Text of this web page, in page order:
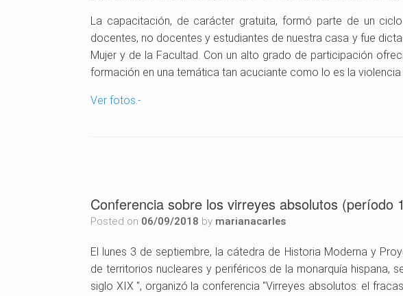
La capacitación, de carácter gratuita, formó parte de un
docentes, no docentes y estudiantes de nuestra casa y fue
Mujer y de la Facultad. Con un alto grado de participación
formación en una temática tan acuciante como lo es la violencia
Ver fotos.-
Conferencia sobre los virreyes absolutos (período
Posted on 06/09/2018 by marianacarles
El lunes 3 de septiembre, la cátedra de Historia Moderna y
de territorios nucleares y periféricos de la monarquía hispana,
siglo XIX ", organizó la conferencia "Virreyes absolutos: el